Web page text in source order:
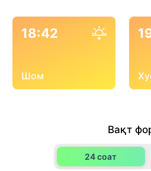
18:42
Шом
Вақт
24 соат